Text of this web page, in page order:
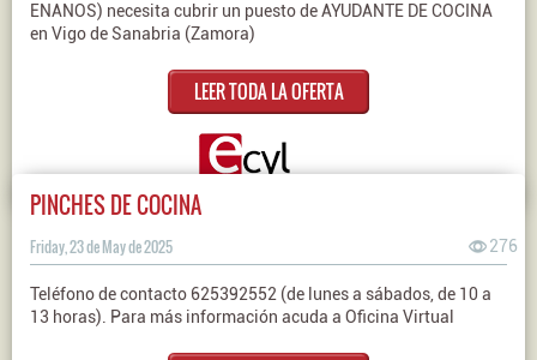
ENANOS) necesita cubrir un puesto de AYUDANTE DE COCINA
en Vigo de Sanabria (Zamora)
LEER TODA LA OFERTA
PINCHES DE COCINA
Friday, 23 de May de 2025 276
Teléfono de contacto 625392552 (de lunes a sábados, de 10 a
13 horas). Para más información acuda a Oficina Virtual